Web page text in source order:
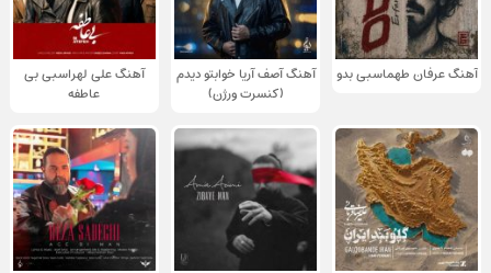
آهنگ عرفان طهماسبی بدو
آهنگ آصف آریا خوابتو دیدم
(کنسرت ورژن)
آهنگ علی لهراسبی بی
عاطفه